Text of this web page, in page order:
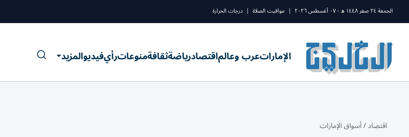
الجمعة ٢٤ صفر ١٤٤٨ ه - ٠٧ أغسطس ٢٠٢٦ | مواقيت الصلاة | درجات الحرارة
الإماراتعرب وعالماقتصادرياضةثقافةمنوعاترأيفيديوالمزيد
اقتصاد/أسواق الإمارات